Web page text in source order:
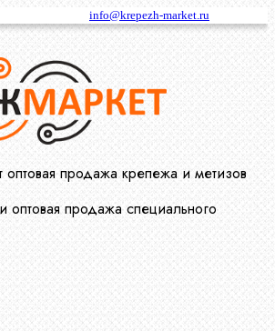
info@krepezh-market.ru
продажа крепежа и метизов
оптовая продажа специального